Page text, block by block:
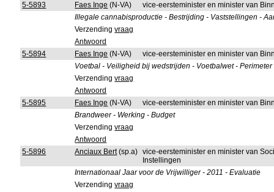
5-5893
Faes Inge (N-VA)
vice-eersteminister en minister van
Illegale cannabisproductie - Bestrijding - Vaststellingen -
Verzendingvraag
Antwoord
5-5894
Faes Inge (N-VA)
vice-eersteminister en minister van
Voetbal - Veiligheid bij wedstrijden - Voetbalwet -
Verzendingvraag
Antwoord
5-5895
Faes Inge (N-VA)
vice-eersteminister en minister van
Brandweer - Werking - Budget
Verzendingvraag
Antwoord
5-5896
Anciaux Bert(sp.a) vice-eersteminister en minister van
Instellingen
Internationaal Jaar voor de Vrijwilliger - 2011 - Evaluatie
Verzendingvraag